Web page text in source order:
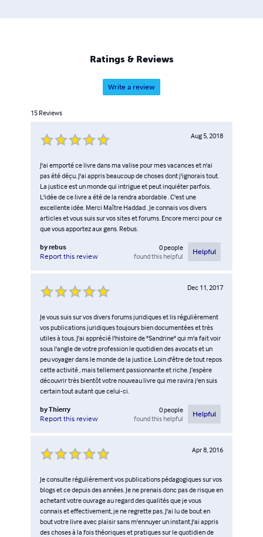
Ratings & Reviews
Write a review
15 Reviews
Aug 5, 2018
J'ai emporté ce livre dans ma valise pour mes vacances et n'ai
pas été déçu. J'ai appris beaucoup de choses dont j'ignorais tout.
La justice est un monde qui intrigue et peut inquiéter parfois.
L'idée de ce livre a été de la rendra abordable . C'est une
excellente idée. Merci Maître Haddad . Je connais vos divers
articles et vous suis sur vos sites et forums. Encore merci pour ce
que vous apportez aux gens. Rebus.
byrebus
Report this review
0people
found this helpful
Helpful
Dec 11, 2017
Je vous suis sur vos divers forums juridiques et lis régulièrement
vos publications juridiques toujours bien documentées et très
utiles à tous. J'ai apprécié l'histoire de "Sandrine" qui m'a fait voir
sous l'angle de votre profession le quotidien des avocats et un
peu voyager dans le monde de la justice. Loin d'être de tout repos
cette activité , mais tellement passionnante et riche. J’espère
découvrir très bientôt votre nouveau livre qui me ravira j'en suis
certain tout autant que celui-ci.
byThierry
Report this review
0people
found this helpful
Helpful
Apr 8, 2016
Je consulte régulièrement vos publications pédagogiques sur vos
blogs et ce depuis des années. Je ne prenais donc pas de risque en
achetant votre ouvrage au regard des qualités que je vous
connais et effectivement, je ne regrette pas. J'ai lu de bout en
bout votre livre avec plaisir sans m'ennuyer un instant.J'ai appris
des choses à la fois théoriques et pratiques sur le quotidien de